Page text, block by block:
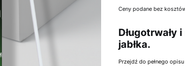
Ceny podane bez
jabłka.
Przejdź do pełnego opisu